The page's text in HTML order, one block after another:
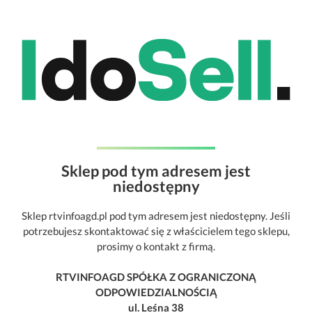
Sklep pod tym adresem jest
niedostępny
Sklep rtvinfoagd.pl pod tym adresem jest niedostępny. Jeśli
potrzebujesz skontaktować się z właścicielem tego sklepu,
prosimy o kontakt z firmą.
RTVINFOAGD SPÓŁKA Z OGRANICZONĄ
ODPOWIEDZIALNOŚCIĄ
ul. Leśna 38